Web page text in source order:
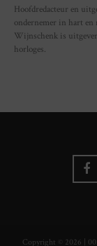
Hoofdredacteur en
ondernemer in hart en
Wijnschenk is
horloges.
Copyright © 2026 |